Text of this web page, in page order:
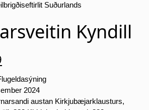
Suðurlands
Kyndill
2024
austan Kirkjubæjarklausturs,